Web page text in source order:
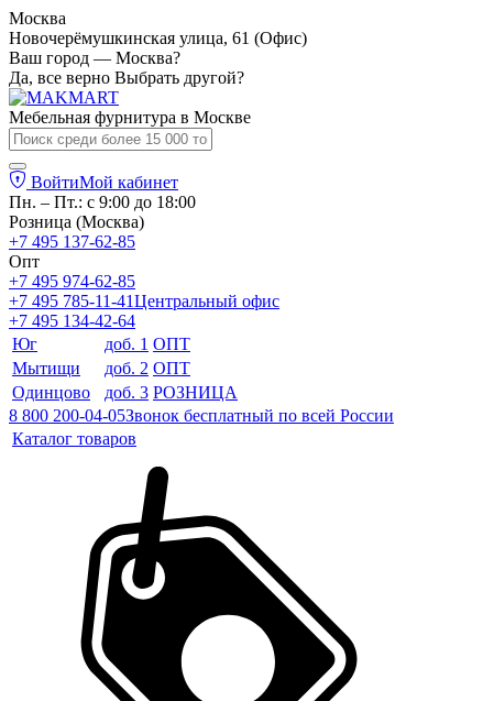
Москва
Новочерёмушкинская улица, 61 (Офис)
Ваш город — Москва?
Да, все верно Выбрать другой?
Мебельная фурнитура в Москве
ВойтиМой кабинет
Пн. – Пт.: с 9:00 до 18:00
Розница (Москва)
+7 495 137-62-85
Опт
+7 495 974-62-85
+7 495 785-11-41Центральный офис
+7 495 134-42-64
Юг
доб. 1 ОПТ
Мытищи
доб. 2 ОПТ
Одинцово
доб. 3 РОЗНИЦА
8 800 200-04-05Звонок бесплатный по всей России
Каталог товаров